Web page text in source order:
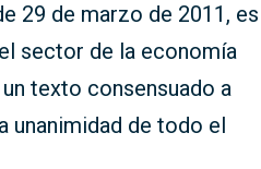
29 de marzo de 2011, es
sector de la economía
texto consensuado a
unanimidad de todo el